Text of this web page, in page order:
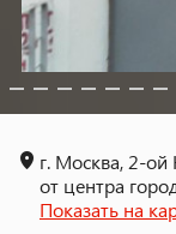
г. Москва, 2-
от центра
Показать на